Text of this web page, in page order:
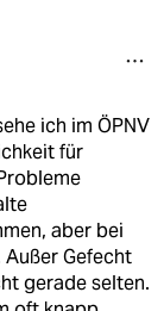
ich im ÖPNV
für
aber bei
Gefecht
gerade selten.